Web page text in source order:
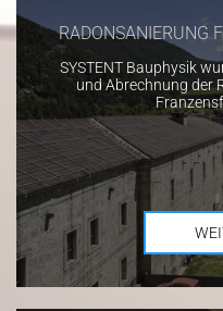
RADONSANIERUNG
SYSTENT Bauphysik
und Abrechnung der